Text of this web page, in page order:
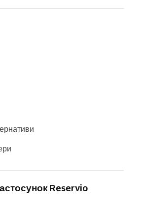
Reservio